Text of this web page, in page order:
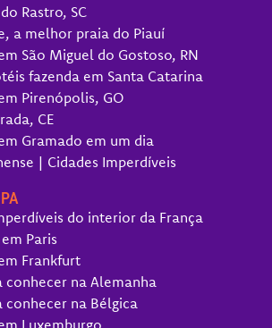
Rastro, SC
a melhor praia do Piauí
São Miguel do Gostoso, RN
fazenda em Santa Catarina
Pirenópolis, GO
CE
Gramado em um dia
| Cidades Imperdíveis
do interior da França
Paris
Frankfurt
conhecer na Alemanha
conhecer na Bélgica
Luxemburgo